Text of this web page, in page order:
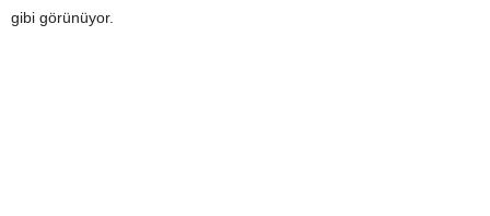
gibi görünüyor.